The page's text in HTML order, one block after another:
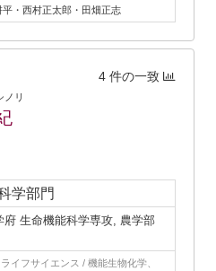
平・西村正太郎・田畑正志
4 件の一致
リ
学部門
府 生命機能科学専攻, 農学部
イフサイエンス / 機能生物化学、